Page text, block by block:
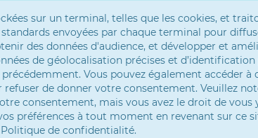
sur un terminal, telles que les cookies, et
envoyées par chaque terminal pour
des données d'audience, et développer et
de géolocalisation précises et
Vous pouvez également accéder à
de donner votre consentement. Veuillez
consentement, mais vous avez le droit de vous
préférences à tout moment en revenant sur ce
Politique de confidentialité.